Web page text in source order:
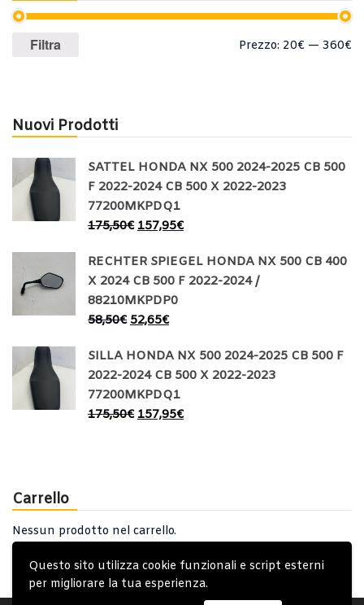
Questo sito utilizza cookie funzionali e script esterni
per migliorare la tua esperienza.
Prezzo
Prezzo
Filtra Prezzo: 20€ — 360€
Nuovi Prodotti
SATTEL HONDA NX 500 2024-2025 CB 500
F 2022-2024 CB 500 X 2022-2023
77200MKPDQ1
175,50€ 157,95€
RECHTER SPIEGEL HONDA NX 500 CB 400
X 2024 CB 500 F 2022-2024 /
88210MKPDP0
58,50€ 52,65€
SILLA HONDA NX 500 2024-2025 CB 500 F
2022-2024 CB 500 X 2022-2023
77200MKPDQ1
175,50€ 157,95€
Carrello
Nessun prodotto nel carrello.